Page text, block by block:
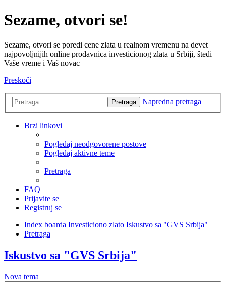
Sezame, otvori se!
Sezame, otvori se poredi cene zlata u realnom vremenu na devet
najpovoljnijih online prodavnica investicionog zlata u Srbiji, štedi
Vaše vreme i Vaš novac
Preskoči
Pretraga Napredna pretraga
Brzi linkovi
Pogledaj neodgovorene postove
Pogledaj aktivne teme
Pretraga
FAQ
Prijavite se
Registruj se
Index boarda Investiciono zlato Iskustvo sa "GVS Srbija"
Pretraga
Iskustvo sa "GVS Srbija"
Nova tema